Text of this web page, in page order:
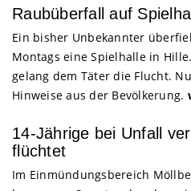
Raubüberfall auf
Ein bisher Unbekannter
Montags eine Spielhalle in
gelang dem Täter die Flucht.
Hinweise aus der Bevölkerung.
14-Jährige bei Unfall
flüchtet
Im Einmündungsbereich